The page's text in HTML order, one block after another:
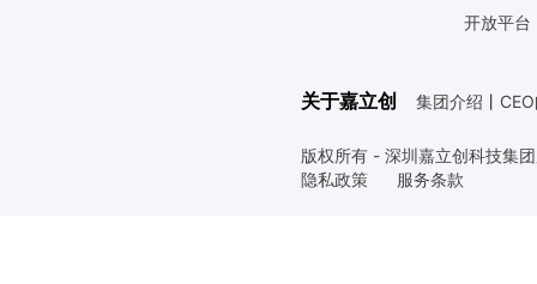
开放平台
关于嘉立创 集团介绍 丨
版权所有 - 深圳嘉立创科技集
隐私政策
服务条款